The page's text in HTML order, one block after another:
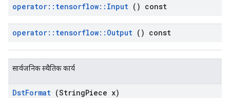
operator:: tensorflow:: Input () const
operator:: tensorflow:: Output () const
सार्वजनिक स्थैतिक कार्य
DstFormat (StringPiece x)